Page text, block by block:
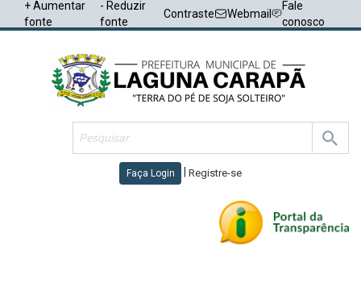
+ Aumentar
fonte
- Reduzir
fonte
Contraste Webmail
Fale
conosco
Faça Login Registre-se